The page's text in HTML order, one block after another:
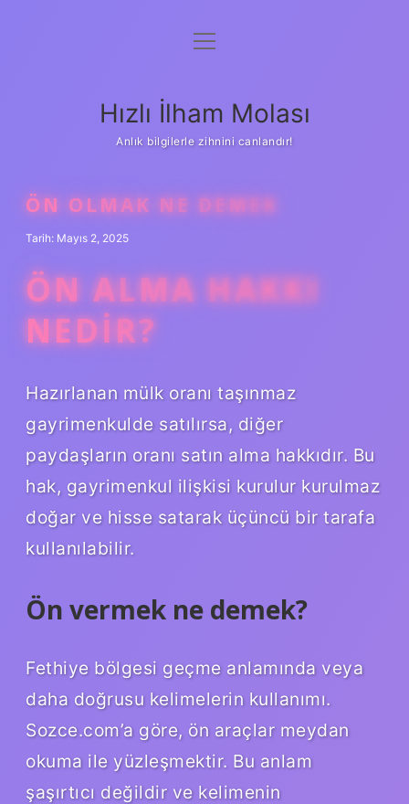
Anasayfa
Yasal Uyarı
menüyü
Hızlı İlham Molası
Anlık bilgilerle zihnini canlandır!
ÖN OLMAK NE DEMEK
Tarih: Mayıs 2, 2025
ÖN ALMA HAKKI
NEDIR?
Hazırlanan mülk oranı taşınmaz
gayrimenkulde satılırsa, diğer
paydaşların oranı satın alma hakkıdır. Bu
hak, gayrimenkul ilişkisi kurulur kurulmaz
doğar ve hisse satarak üçüncü bir tarafa
kullanılabilir.
Ön vermek ne demek?
Fethiye bölgesi geçme anlamında veya
daha doğrusu kelimelerin kullanımı.
Sozce.com’a göre, ön araçlar meydan
okuma ile yüzleşmektir. Bu anlam
şaşırtıcı değildir ve kelimenin